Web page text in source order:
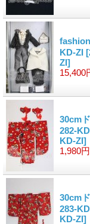
KD-ZI
ZI]
15,400
30cm
282-
KD-ZI]
1,980円
30cm
283-
KD-ZI]